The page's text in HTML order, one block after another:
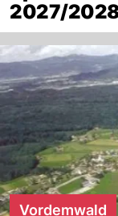
2027/
Vordemwald